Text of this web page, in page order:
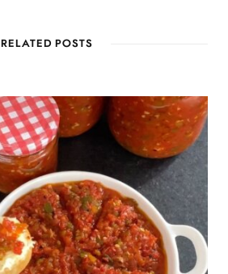
RELATED POSTS